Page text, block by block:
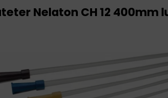
Nelaton CH 12 400mm